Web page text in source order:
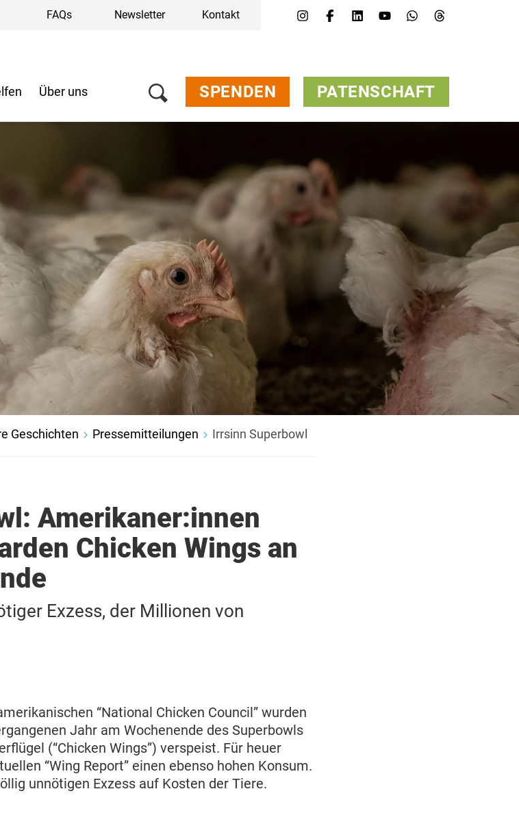
FAQs Newsletter Kontakt
Über uns SPENDEN PATENSCHAFT
Geschichten Pressemitteilungen Irrsinn Superbowl
Amerikaner:innen
Chicken Wings an
Exzess, der Millionen von
“National Chicken Council” wurden
Jahr am Wochenende des Superbowls
(“Chicken Wings”) verspeist. Für heuer
“Wing Report” einen ebenso hohen Konsum.
unnötigen Exzess auf Kosten der Tiere.
Menü
Helfen
Über uns
Presse
FAQs
Newsletter
Spenden
Patenschaft